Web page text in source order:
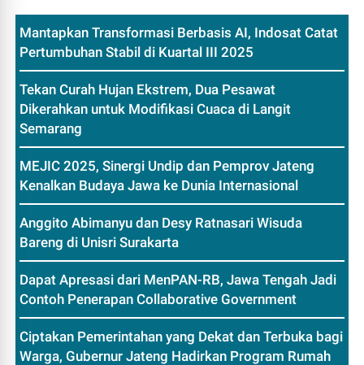
Mantapkan Transformasi Berbasis AI, Indosat Catat
Pertumbuhan Stabil di Kuartal III 2025
Tekan Curah Hujan Ekstrem, Dua Pesawat
Dikerahkan untuk Modifikasi Cuaca di Langit
Semarang
MEJIC 2025, Sinergi Undip dan Pemprov Jateng
Kenalkan Budaya Jawa ke Dunia Internasional
Anggito Abimanyu dan Desy Ratnasari Wisuda
Bareng di Unisri Surakarta
Dapat Apresasi dari MenPAN-RB, Jawa Tengah Jadi
Contoh Penerapan Collaborative Government
Ciptakan Pemerintahan yang Dekat dan Terbuka bagi
Warga, Gubernur Jateng Hadirkan Program Rumah